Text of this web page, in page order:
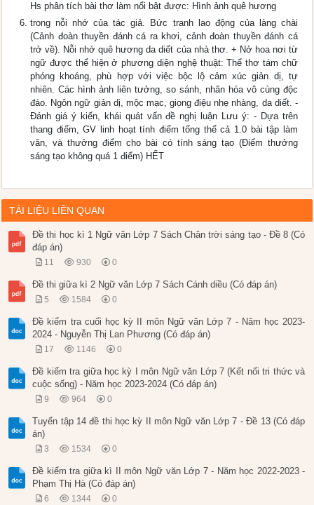
Hs phân tích bài thơ làm nổi bật được: Hình ảnh quê hương
trong nỗi nhớ của tác giả. Bức tranh lao động của làng chài
(Cảnh đoàn thuyền đánh cá ra khơi, cảnh đoàn thuyền đánh cá
trở về). Nỗi nhớ quê hương da diết của nhà thơ. + Nở hoa nơi từ
ngữ được thể hiện ở phương diện nghệ thuật: Thể thơ tám chữ
phóng khoáng, phù hợp với việc bộc lộ cảm xúc giản dị, tự
nhiên. Các hình ảnh liên tưởng, so sánh, nhân hóa vô cùng độc
đáo. Ngôn ngữ giản dị, mộc mạc, giọng điệu nhẹ nhàng, da diết. -
Đánh giá ý kiến, khái quát vấn đề nghị luận Lưu ý: - Dựa trên
thang điểm, GV linh hoạt tính điểm tổng thể cả 1.0 bài tập làm
văn, và thưởng điểm cho bài có tính sáng tạo (Điểm thưởng
sáng tạo không quá 1 điểm) HẾT
TÀI LIỆU LIÊN QUAN
Đề thi học kì 1 Ngữ văn Lớp 7 Sách Chân trời sáng tạo - Đề 8 (Có
đáp án)
11 930 0
Đề thi giữa kì 2 Ngữ văn Lớp 7 Sách Cánh diều (Có đáp án)
5 1584 0
Đề kiểm tra cuối học kỳ II môn Ngữ văn Lớp 7 - Năm học 2023-
2024 - Nguyễn Thị Lan Phương (Có đáp án)
17 1146 0
Đề kiểm tra giữa học kỳ I môn Ngữ văn Lớp 7 (Kết nối tri thức và
cuộc sống) - Năm học 2023-2024 (Có đáp án)
9 964 0
Tuyển tập 14 đề thi học kỳ II môn Ngữ văn Lớp 7 - Đề 13 (Có đáp
án)
3 1534 0
Đề kiểm tra giữa kì II môn Ngữ văn Lớp 7 - Năm học 2022-2023 -
Phạm Thị Hà (Có đáp án)
6 1344 0